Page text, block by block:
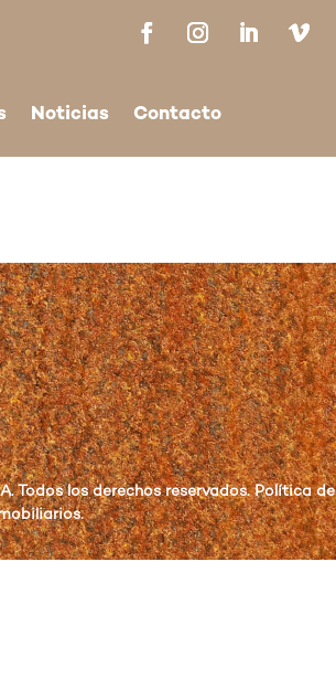
Noticias Contacto
Todos los derechos reservados. Política de